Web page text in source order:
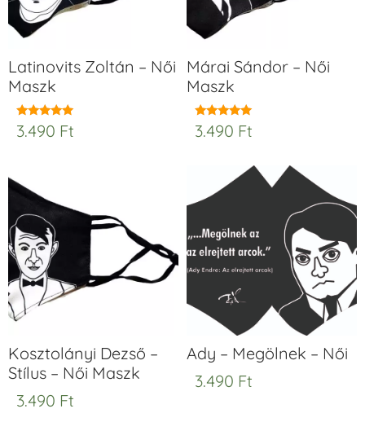
Latinovits Zoltán – Női
Maszk
Értékelés:
5.00
3.490 Ft
Márai Sándor – Női
Maszk
Értékelés:
5.00
3.490 Ft
Kosztolányi Dezső –
Stílus – Női Maszk
3.490 Ft
Ady – Megölnek – Női
3.490 Ft